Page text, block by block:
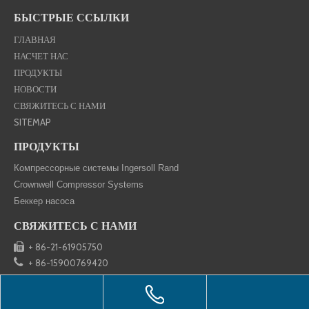
давлением впрессованного маслом Crownwell
·
Crownwell-инъецированная нефтью-магнитным
Вы можете связаться с нами для получения
дополнительных данных техники и деталей цен.
БЫСТРЫЕ ССЫЛКИ
ГЛАВНАЯ
НАСЧЕТ НАС
ПРОДУКТЫ
НОВОСТИ
СВЯЖИТЕСЬ С НАМИ
SITEMAP
ПРОДУКТЫ
Компрессорные системы Ingersoll Rand
Crownwell Compressor Systems
Беккер насоса
СВЯЖИТЕСЬ С НАМИ
 + 86-21-61905750
 + 86-15900769420
№ 8, Lane 800 Yanghui Rd., Shanghai 201314 China
Copyright © 2019 Crownwell Все права защищены